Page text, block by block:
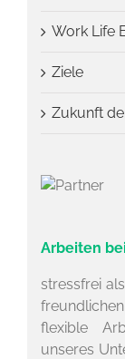
Work Life
Ziele
Zukunft
Arbeiten
stressfrei
flexible
unseres